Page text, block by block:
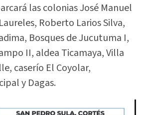
las colonias José Manuel
Roberto Larios Silva,
Bosques de Jucutuma I,
II, aldea Ticamaya, Villa
caserío El Coyolar,
y Dagas.